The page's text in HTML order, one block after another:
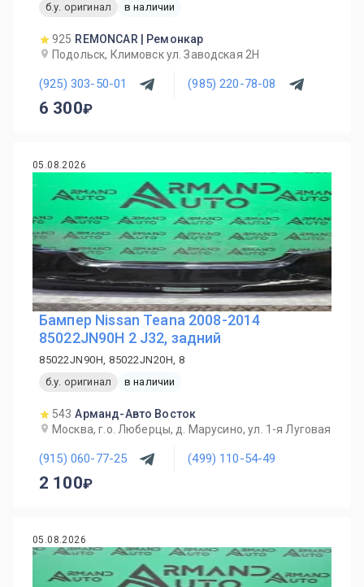
б.у. оригинал
в наличии
925 REMONCAR | Ремонкар
Подольск, Климовск ул. Заводская 2Н
(925) 303-50-01 (985) 220-78-08
6 300
05.08.2026
Бампер Nissan Teana 2008-2014
85022JN90H 2 J32, задний
85022JN90H, 85022JN20H, 8
б.у. оригинал
в наличии
543 Арманд-Авто Восток
Москва, г.о. Люберцы, д. Марусино, ул. 1-я Луговая
(915) 060-77-25 (499) 110-54-49
2 100
05.08.2026